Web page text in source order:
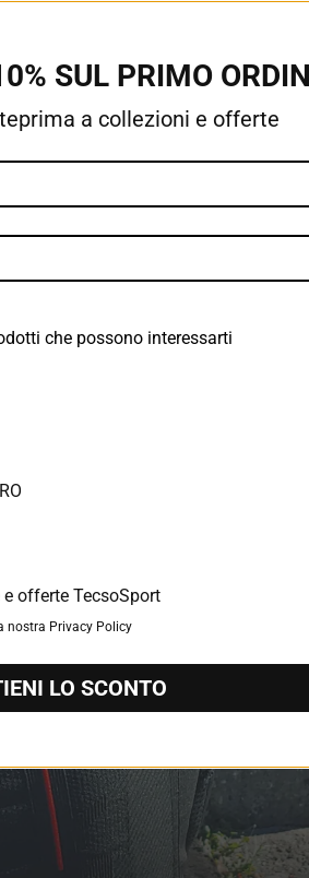
SUL PRIMO
a collezioni e offerte
che possono interessarti
offerte TecsoSport
nostra Privacy Policy
LO SCONTO